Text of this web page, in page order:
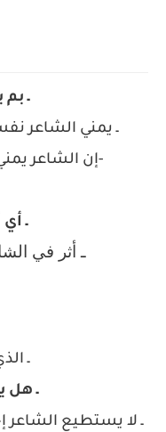
ـ
ـ يمني الشاعر
-إن الشاعر
ـ
ـ أثر في
ـ
ـ هل
ـ لا يستطيع الشاعر